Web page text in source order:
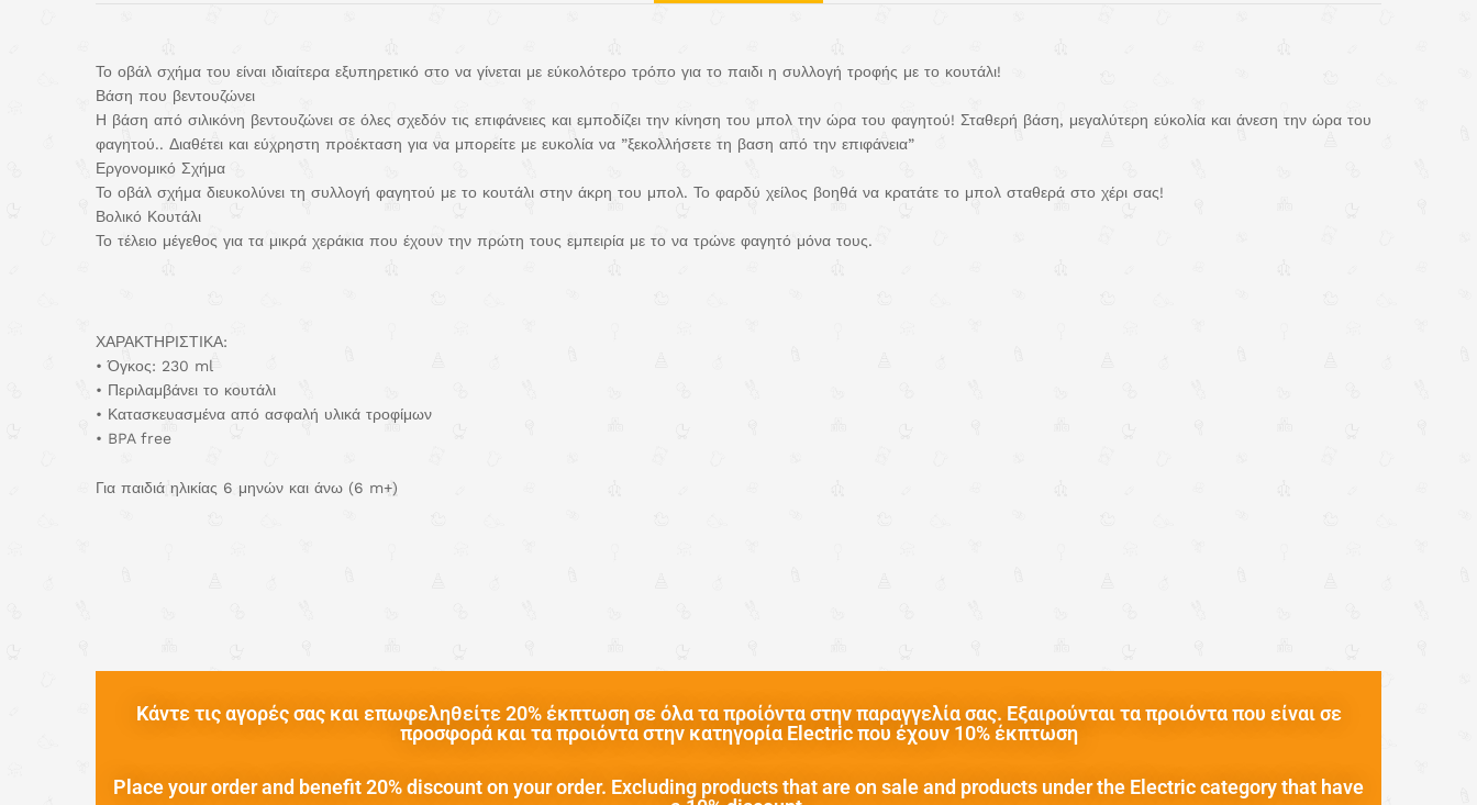
Το οβάλ σχήμα του είναι ιδιαίτερα εξυπηρετικό στο να γίνεται με εύκολότερο τρόπο για το παιδι η συλλογή τροφής με το κουτάλι!
Βάση που βεντουζώνει
Η βάση από σιλικόνη βεντουζώνει σε όλες σχεδόν τις επιφάνειες και εμποδίζει την κίνηση του μπολ την ώρα του φαγητού! Σταθερή βάση, μεγαλύτερη εύκολία και άνεση την ώρα του
φαγητού.. Διαθέτει και εύχρηστη προέκταση για να μπορείτε με ευκολία να ”ξεκολλήσετε τη βαση από την επιφάνεια”
Εργονομικό Σχήμα
Το οβάλ σχήμα διευκολύνει τη συλλογή φαγητού με το κουτάλι στην άκρη του μπολ. Το φαρδύ χείλος βοηθά να κρατάτε το μπολ σταθερά στο χέρι σας!
Βολικό Κουτάλι
Το τέλειο μέγεθος για τα μικρά χεράκια που έχουν την πρώτη τους εμπειρία με το να τρώνε φαγητό μόνα τους.
ΧΑΡΑΚΤΗΡΙΣΤΙΚΑ:
• Όγκος: 230 ml
• Περιλαμβάνει το κουτάλι
• Κατασκευασμένα από ασφαλή υλικά τροφίμων
• BPA free
Για παιδιά ηλικίας 6 μηνών και άνω (6 m+)
Κάντε τις αγορές σας και επωφεληθείτε 20% έκπτωση σε όλα τα προίόντα στην παραγγελία σας. Εξαιρούνται τα προιόντα που είναι σε
προσφορά και τα προιόντα στην κατηγορία Electric που έχουν 10% έκπτωση
Place your order and benefit 20% discount on your order. Excluding products that are on sale and products under the Electric category that have